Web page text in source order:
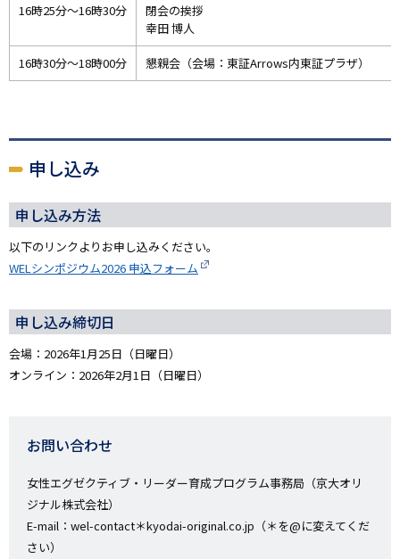
16時25分～16時30分
閉会の挨拶
幸田 博人
16時30分～18時00分 懇親会（会場：東証Arrows内東証プラザ）
申し込み
申し込み方法
以下のリンクよりお申し込みください。
WELシンポジウム2026 申込フォーム
申し込み締切日
会場：2026年1月25日（日曜日）
オンライン：2026年2月1日（日曜日）
お問い合わせ
女性エグゼクティブ・リーダー育成プログラム事務局（京大オリ
ジナル株式会社）
E-mail：wel-contact＊kyodai-original.co.jp（＊を@に変えてくだ
さい）